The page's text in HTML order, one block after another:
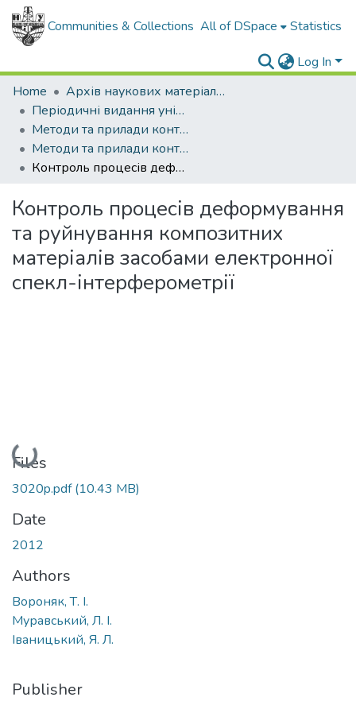
Communities & Collections All of DSpace Statistics
Log In
Home
Архів наукових матеріалів
Періодичні видання університету
Методи та прилади контролю якості
Методи та прилади контролю якості - 2012 - № 28
Контроль процесів деформування та руйнування композитних матеріалів засобами електронної спекл-інтерферометрії
Контроль процесів деформування
та руйнування композитних
матеріалів засобами електронної
спекл-інтерферометрії
Loading...
Files
3020p.pdf(10.43 MB)
Date
2012
Authors
Вороняк, Т. І.
Муравський, Л. І.
Іваницький, Я. Л.
Publisher